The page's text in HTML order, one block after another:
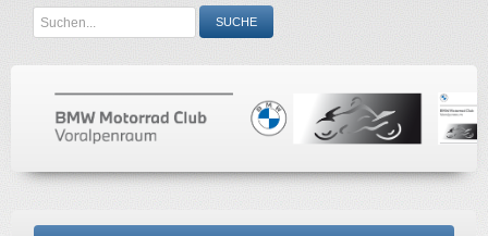
Search
...
SUCHE